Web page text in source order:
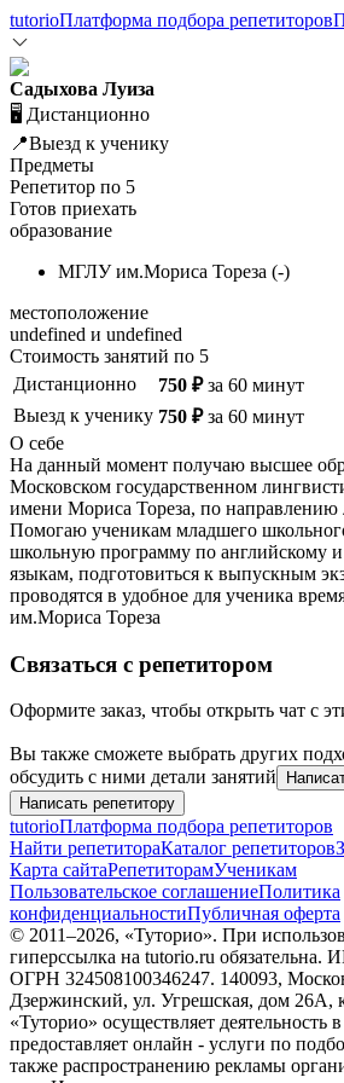
tutorioПлатформа подбора репетиторов
Садыхова Луиза
🖥️ Дистанционно
📍Выезд к ученику
Предметы
Репетитор по 5
Готов приехать
образование
МГЛУ им.Мориса Тореза (-)
местоположение
undefined и undefined
Стоимость занятий по 5
Дистанционно
750 ₽ за 60 минут
Выезд к ученику 750 ₽ за 60 минут
О себе
На данный момент получаю высшее
Московском государственном
имени Мориса Тореза, по направлению
Помогаю ученикам младшего
школьную программу по английскому
языкам, подготовиться к выпускным
проводятся в удобное для ученика
им.Мориса Тореза
Связаться с репетитором
Оформите заказ, чтобы открыть чат с
Вы также сможете выбрать других
обсудить с ними детали занятий
Написать репетитору
tutorioПлатформа подбора репетиторов
Найти репетитораКаталог репетиторов
Карта сайтаРепетиторамУченикам
Пользовательское соглашениеПолитика
конфиденциальностиПубличная оферта
© 2011–2026, «Туторио». При
гиперссылка на tutorio.ru обязательна.
ОГРН 324508100346247. 140093,
Дзержинский, ул. Угрешская, дом 26А,
«Туторио» осуществляет деятельность
предоставляет онлайн - услуги по
также распространению рекламы